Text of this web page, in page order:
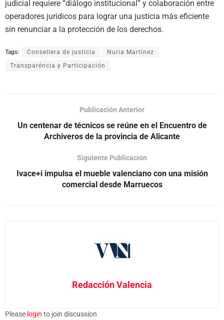
judicial requiere “diálogo institucional” y colaboración entre
operadores jurídicos para lograr una justicia más eficiente
sin renunciar a la protección de los derechos.
Tags: Consellera de justicia
Nuria Martínez
Transparéncia y Participación
Publicación Anterior
Un centenar de técnicos se reúne en el Encuentro de
Archiveros de la provincia de Alicante
Siguiente Publicación
Ivace+i impulsa el mueble valenciano con una misión
comercial desde Marruecos
Redacción Valencia
Please login to join discussion